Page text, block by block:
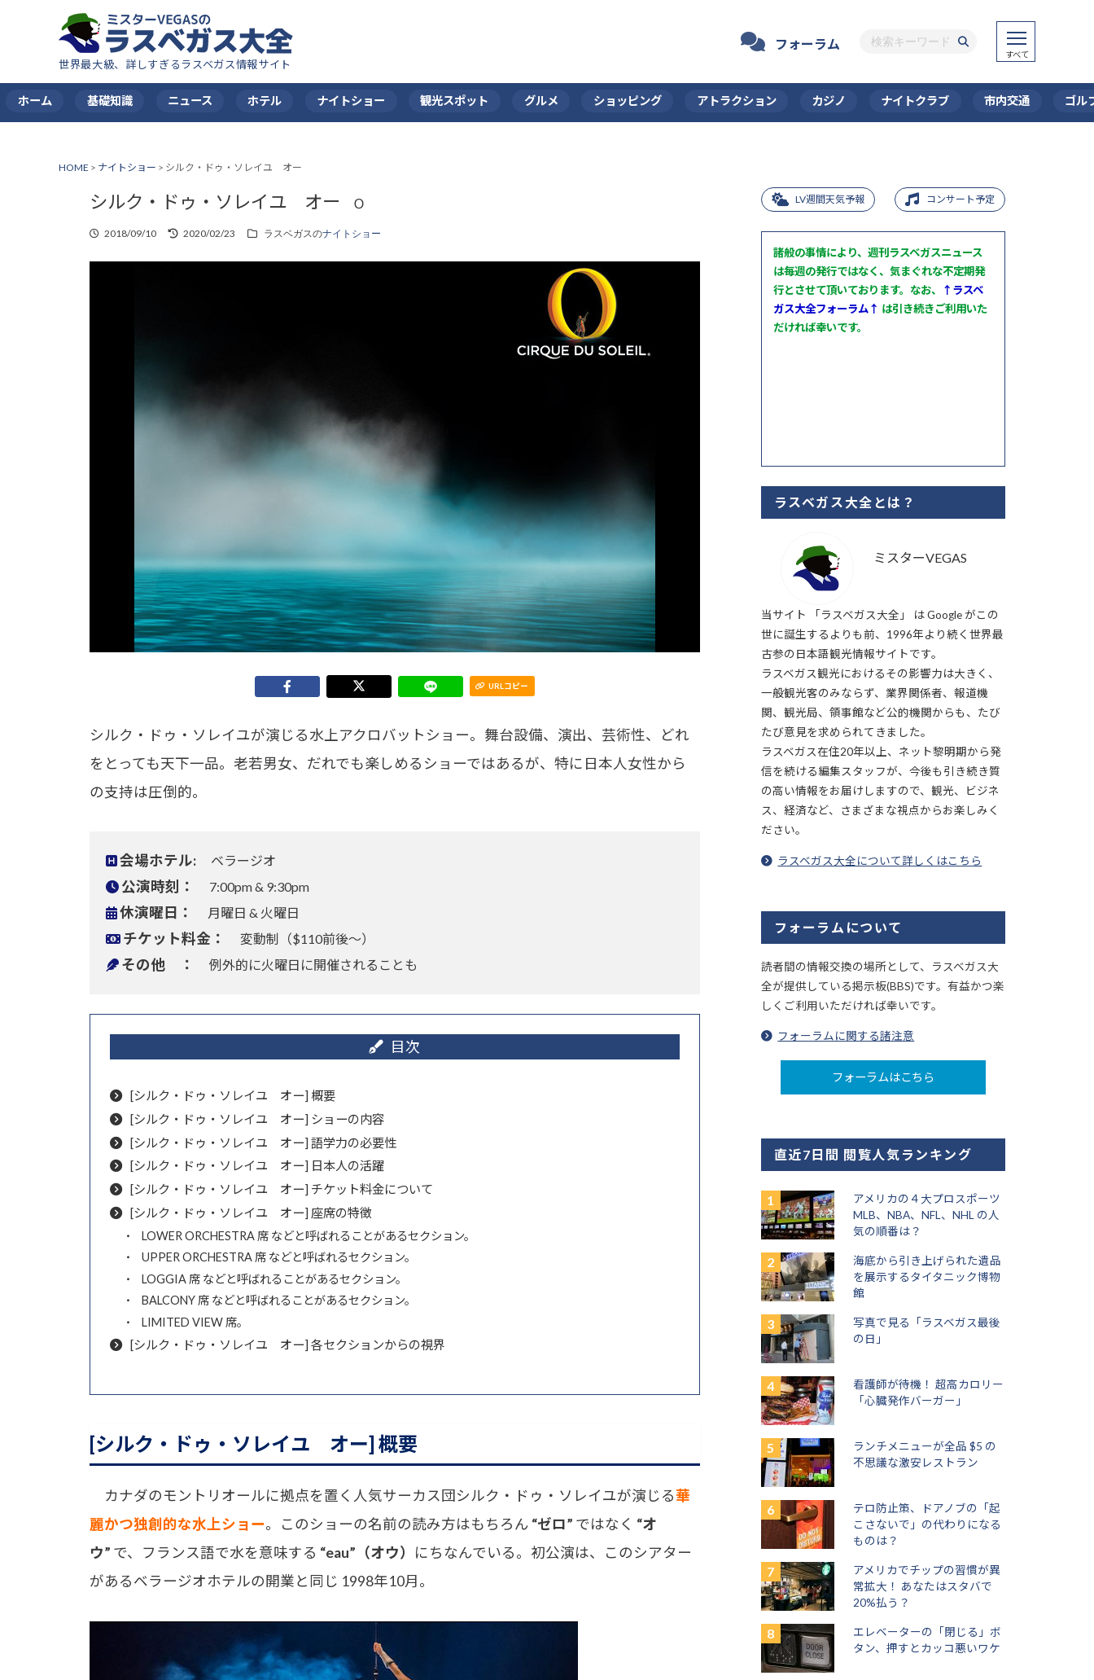
世界最大級、詳しすぎるラスベガス情報サイト
フォーラム
ホーム 基礎知識 ニュース ホテル ナイトショー 観光スポット グルメ ショッピング アトラクション カジノ ナイトクラブ 市内交通 ゴル
HOME > ナイトショー > シルク・ドゥ・ソレイユ オー
シルク・ドゥ・ソレイユ オー Ｏ
2018/09/10 2020/02/23 ラスベガスのナイトショー
URLコピー
シルク・ドゥ・ソレイユが演じる水上アクロバットショー。舞台設備、演出、芸術性、どれ
をとっても天下一品。老若男女、だれでも楽しめるショーではあるが、特に日本人女性から
の支持は圧倒的。
会場ホテル: ベラージオ
公演時刻： 7:00pm & 9:30pm
休演曜日： 月曜日 & 火曜日
チケット料金： 変動制（$110前後～）
その他 ： 例外的に火曜日に開催されることも
[シルク・ドゥ・ソレイユ オー] 概要
[シルク・ドゥ・ソレイユ オー] ショーの内容
[シルク・ドゥ・ソレイユ オー] 語学力の必要性
[シルク・ドゥ・ソレイユ オー] 日本人の活躍
[シルク・ドゥ・ソレイユ オー] チケット料金について
[シルク・ドゥ・ソレイユ オー] 座席の特徴
LOWER ORCHESTRA 席 などと呼ばれることがあるセクション。
UPPER ORCHESTRA 席 などと呼ばれるセクション。
LOGGIA 席 などと呼ばれることがあるセクション。
BALCONY 席 などと呼ばれることがあるセクション。
LIMITED VIEW 席。
[シルク・ドゥ・ソレイユ オー] 各セクションからの視界
[シルク・ドゥ・ソレイユ オー] 概要
カナダのモントリオールに拠点を置く人気サーカス団シルク・ドゥ・ソレイユが演じる華
麗かつ独創的な水上ショー。このショーの名前の読み方はもちろん “ゼロ” ではなく “オ
ウ” で、フランス語で水を意味する “eau”（オウ）
にちなんでいる。初公演は、このシアター
があるベラージオホテルの開業と同じ 1998年10月。
LV週間天気予報 コンサート予定
諸般の事情により、週刊ラスベガスニュース
は毎週の発行ではなく、気まぐれな不定期発
行とさせて頂いております。なお、
↑ラスベ
ガス大全フォーラム↑ は引き続きご利用いた
だければ幸いです。
ラスベガス大全とは？
ミスターVEGAS
当サイト 「ラスベガス大全」 は Google がこの
世に誕生するよりも前、1996年より続く世界最
古参の日本語観光情報サイトです。
ラスベガス観光におけるその影響力は大きく、
一般観光客のみならず、業界関係者、報道機
関、観光局、領事館など公的機関からも、たび
たび意見を求められてきました。
ラスベガス在住20年以上、ネット黎明期から発
信を続ける編集スタッフが、今後も引き続き質
の高い情報をお届けしますので、観光、ビジネ
ス、経済など、さまざまな視点からお楽しみく
ださい。
ラスベガス大全について詳しくはこちら
フォーラムについて
読者間の情報交換の場所として、ラスベガス大
全が提供している掲示板(BBS)です。有益かつ楽
しくご利用いただければ幸いです。
フォーラムに関する諸注意
フォーラムはこちら
直近7日間 閲覧人気ランキング
アメリカの４大プロスポーツ
MLB、NBA、NFL、NHL の人
気の順番は？
海底から引き上げられた遺品
を展示するタイタニック博物
館
写真で見る「ラスベガス最後
の日」
看護師が待機！ 超高カロリー
「心臓発作バーガー」
ランチメニューが全品 $5 の
不思議な激安レストラン
テロ防止策、ドアノブの「起
こさないで」の代わりになる
ものは？
アメリカでチップの習慣が異
常拡大！ あなたはスタバで
20%払う？
エレベーターの「閉じる」ボ
タン、押すとカッコ悪いワケ